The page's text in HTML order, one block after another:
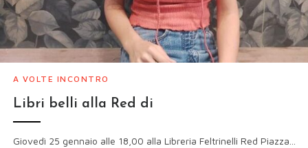
A VOLTE INCONTRO
Libri belli alla Red di
Giovedì 25 gennaio alle 18,00 alla Libreria Feltrinelli Red Piazza...